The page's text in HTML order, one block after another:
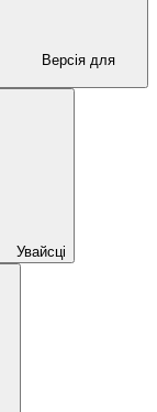
Версія для
Увайсці